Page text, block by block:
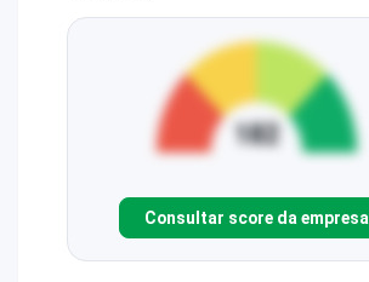
Consultar score da empresa